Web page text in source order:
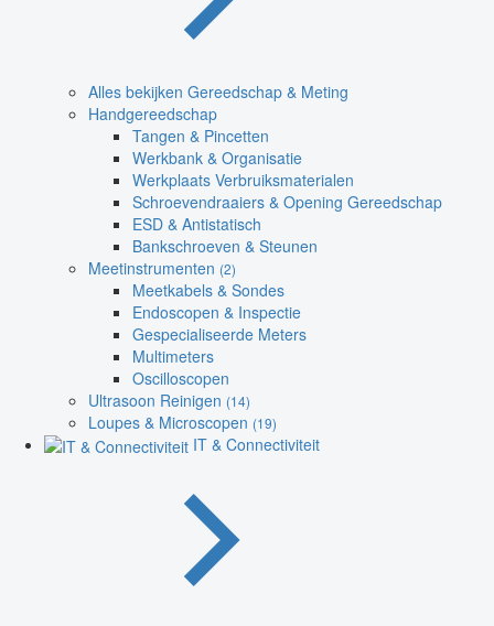
Alles bekijken Gereedschap & Meting
Handgereedschap
Tangen & Pincetten
Werkbank & Organisatie
Werkplaats Verbruiksmaterialen
Schroevendraaiers & Opening Gereedschap
ESD & Antistatisch
Bankschroeven & Steunen
Meetinstrumenten (2)
Meetkabels & Sondes
Endoscopen & Inspectie
Gespecialiseerde Meters
Multimeters
Oscilloscopen
Ultrasoon Reinigen (14)
Loupes & Microscopen (19)
IT & Connectiviteit